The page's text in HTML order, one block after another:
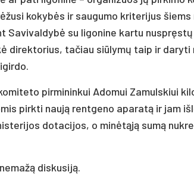
kokybės ir saugumo kriterijus
Savivaldybė su ligonine kartu
direktorius, tačiau siūlymų taip ir
pirmininkui Adomui Zamulskiui
pirkti naują rentgeno aparatą ir jam
dotacijos, o minėtąją sumą
diskusiją.